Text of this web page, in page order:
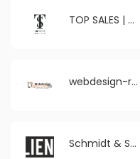
TOP SALES | Marketing und SEO Agentur Frankfurt
webdesign-regensburg.de
Schmidt & Spahn Folientechnik GmbH